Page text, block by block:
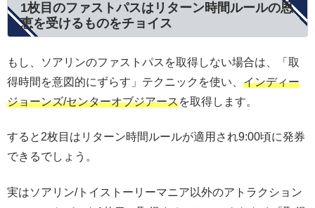
1枚目のファストパスはリターン時間ルールの恩
恵を受けるものをチョイス
もし、ソアリンのファストパスを取得しない場合は、「取
得時間を意図的にずらす」テクニックを使い、 インディー
ジョーンズ/センターオブジアースを取得します。
すると2枚目はリターン時間ルールが適用され9:00頃に発券
できるでしょう。
実はソアリン/トイストーリーマニア以外のアトラクション